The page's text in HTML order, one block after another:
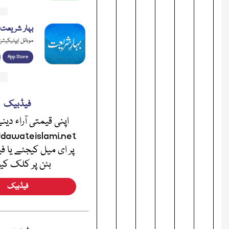
بہار شریعت
موبائل
App Store
فیڈبیک
اپنی قیمتی آراء
پر ای میل کیجئے
بٹن پر کلک
فیڈبیک